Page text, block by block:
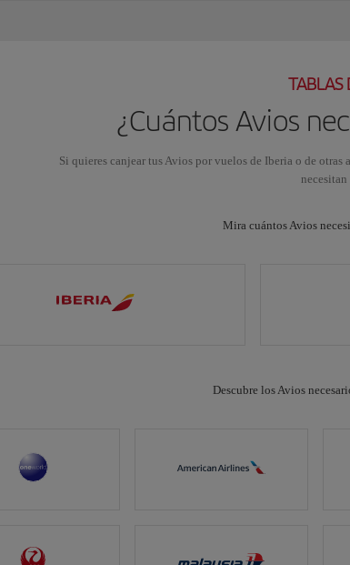
TABLAS
¿Cuántos Avios
Si quieres canjear tus Avios por vuelos de Iberia o de otras
Mira cuántos Avios
Descubre los Avios